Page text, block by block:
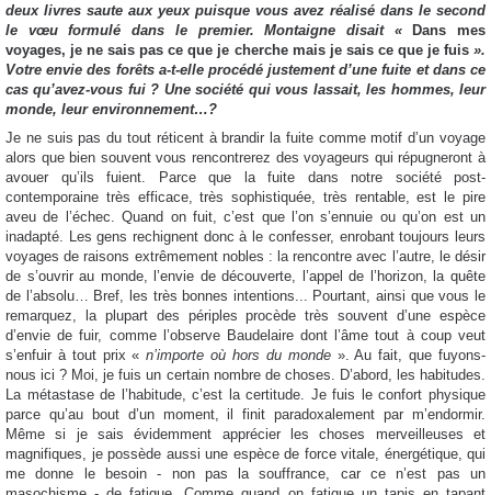
deux livres saute aux yeux puisque vous avez réalisé dans le second
le vœu formulé dans le premier. Montaigne disait «Dans mes
voyages, je ne sais pas ce que je cherche mais je sais ce que je fuis».
Votre envie des forêts a-t-elle procédé justement d’une fuite et dans ce
cas qu’avez-vous fui ? Une société qui vous lassait, les hommes, leur
monde, leur environnement…?
Je ne suis pas du tout réticent à brandir la fuite comme motif d’un voyage
alors que bien souvent vous rencontrerez des voyageurs qui répugneront à
avouer qu’ils fuient. Parce que la fuite dans notre société post-
contemporaine très efficace, très sophistiquée, très rentable, est le pire
aveu de l’échec. Quand on fuit, c’est que l’on s’ennuie ou qu’on est un
inadapté. Les gens rechignent donc à le confesser, enrobant toujours leurs
voyages de raisons extrêmement nobles : la rencontre avec l’autre, le désir
de s’ouvrir au monde, l’envie de découverte, l’appel de l’horizon, la quête
de l’absolu… Bref, les très bonnes intentions... Pourtant, ainsi que vous le
remarquez, la plupart des périples procède très souvent d’une espèce
d’envie de fuir, comme l’observe Baudelaire dont l’âme tout à coup veut
s’enfuir à tout prix «n’importe où hors du monde ». Au fait, que fuyons-
nous ici ? Moi, je fuis un certain nombre de choses. D’abord, les habitudes.
La métastase de l’habitude, c’est la certitude. Je fuis le confort physique
parce qu’au bout d’un moment, il finit paradoxalement par m’endormir.
Même si je sais évidemment apprécier les choses merveilleuses et
magnifiques, je possède aussi une espèce de force vitale, énergétique, qui
me donne le besoin - non pas la souffrance, car ce n’est pas un